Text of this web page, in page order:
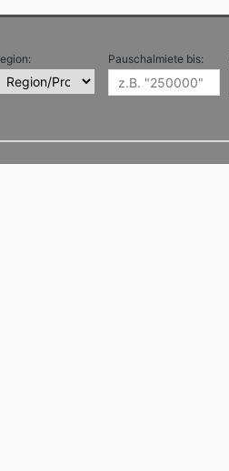
Pauschalmiete bis: